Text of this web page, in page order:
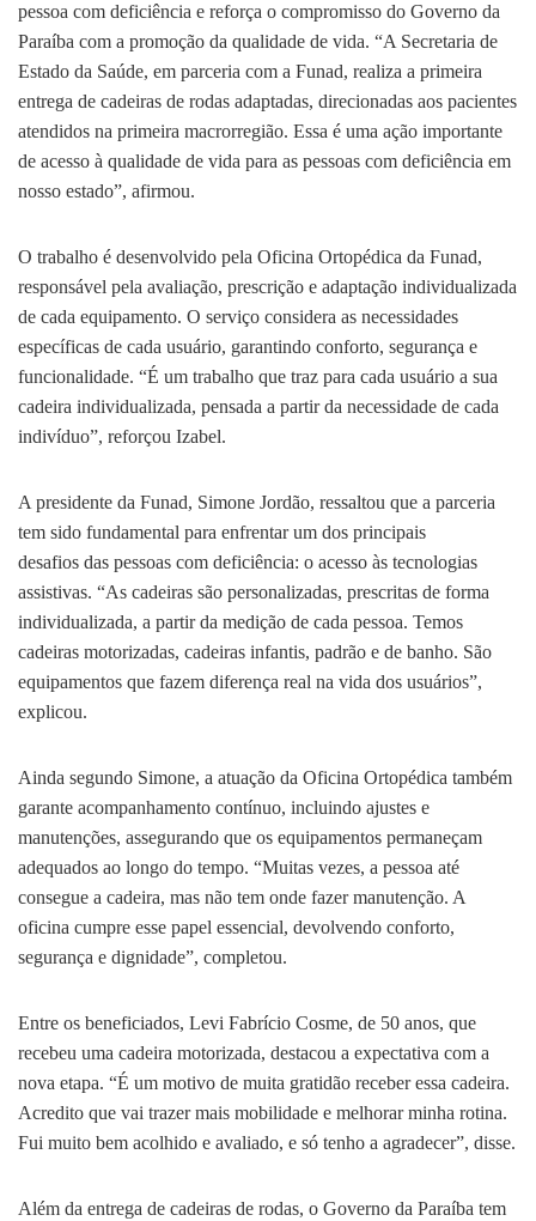
pessoa com deficiência e reforça o compromisso do Governo da
Paraíba com a promoção da qualidade de vida. “A Secretaria de
Estado da Saúde, em parceria com a Funad, realiza a primeira
entrega de cadeiras de rodas adaptadas, direcionadas aos pacientes
atendidos na primeira macrorregião. Essa é uma ação importante
de acesso à qualidade de vida para as pessoas com deficiência em
nosso estado”, afirmou.
O trabalho é desenvolvido pela Oficina Ortopédica da Funad,
responsável pela avaliação, prescrição e adaptação individualizada
de cada equipamento. O serviço considera as necessidades
específicas de cada usuário, garantindo conforto, segurança e
funcionalidade. “É um trabalho que traz para cada usuário a sua
cadeira individualizada, pensada a partir da necessidade de cada
indivíduo”, reforçou Izabel.
A presidente da Funad, Simone Jordão, ressaltou que a parceria
tem sido fundamental para enfrentar um dos principais
desafios das pessoas com deficiência: o acesso às tecnologias
assistivas. “As cadeiras são personalizadas, prescritas de forma
individualizada, a partir da medição de cada pessoa. Temos
cadeiras motorizadas, cadeiras infantis, padrão e de banho. São
equipamentos que fazem diferença real na vida dos usuários”,
explicou.
Ainda segundo Simone, a atuação da Oficina Ortopédica também
garante acompanhamento contínuo, incluindo ajustes e
manutenções, assegurando que os equipamentos permaneçam
adequados ao longo do tempo. “Muitas vezes, a pessoa até
consegue a cadeira, mas não tem onde fazer manutenção. A
oficina cumpre esse papel essencial, devolvendo conforto,
segurança e dignidade”, completou.
Entre os beneficiados, Levi Fabrício Cosme, de 50 anos, que
recebeu uma cadeira motorizada, destacou a expectativa com a
nova etapa. “É um motivo de muita gratidão receber essa cadeira.
Acredito que vai trazer mais mobilidade e melhorar minha rotina.
Fui muito bem acolhido e avaliado, e só tenho a agradecer”, disse.
Além da entrega de cadeiras de rodas, o Governo da Paraíba tem